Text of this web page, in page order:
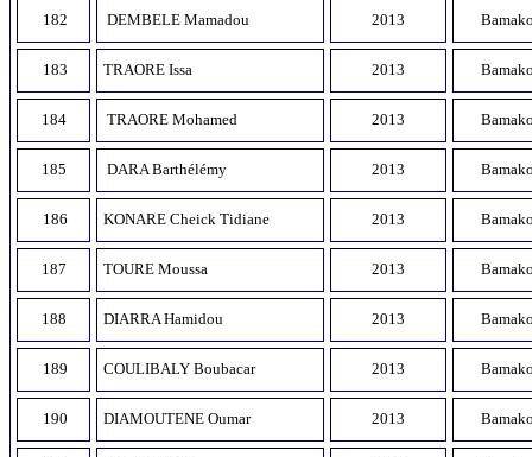
182 DEMBELE Mamadou 2013
183 TRAORE Issa 2013
184 TRAORE Mohamed 2013
185 DARA Barthélémy 2013
186 KONARE Cheick Tidiane 2013
187 TOURE Moussa 2013
188 DIARRA Hamidou 2013
189 COULIBALY Boubacar 2013
190 DIAMOUTENE Oumar 2013